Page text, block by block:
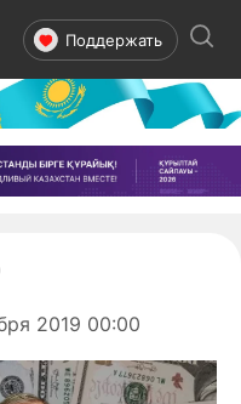
Поддержать
2019 00:00